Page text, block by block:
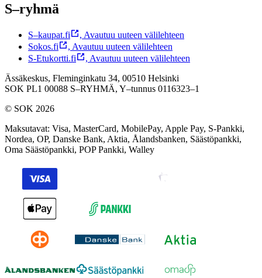
S–ryhmä
S–kaupat.fi , Avautuu uuteen välilehteen
Sokos.fi
, Avautuu uuteen välilehteen
S-Etukortti.fi
, Avautuu uuteen välilehteen
Ässäkeskus, Fleminginkatu 34, 00510 Helsinki
SOK PL1 00088 S–RYHMÄ, Y–tunnus 0116323–1
© SOK 2026
Maksutavat: Visa, MasterCard, MobilePay, Apple Pay, S-Pankki,
Nordea, OP, Danske Bank, Aktia, Ålandsbanken, Säästöpankki,
Oma Säästöpankki, POP Pankki, Walley